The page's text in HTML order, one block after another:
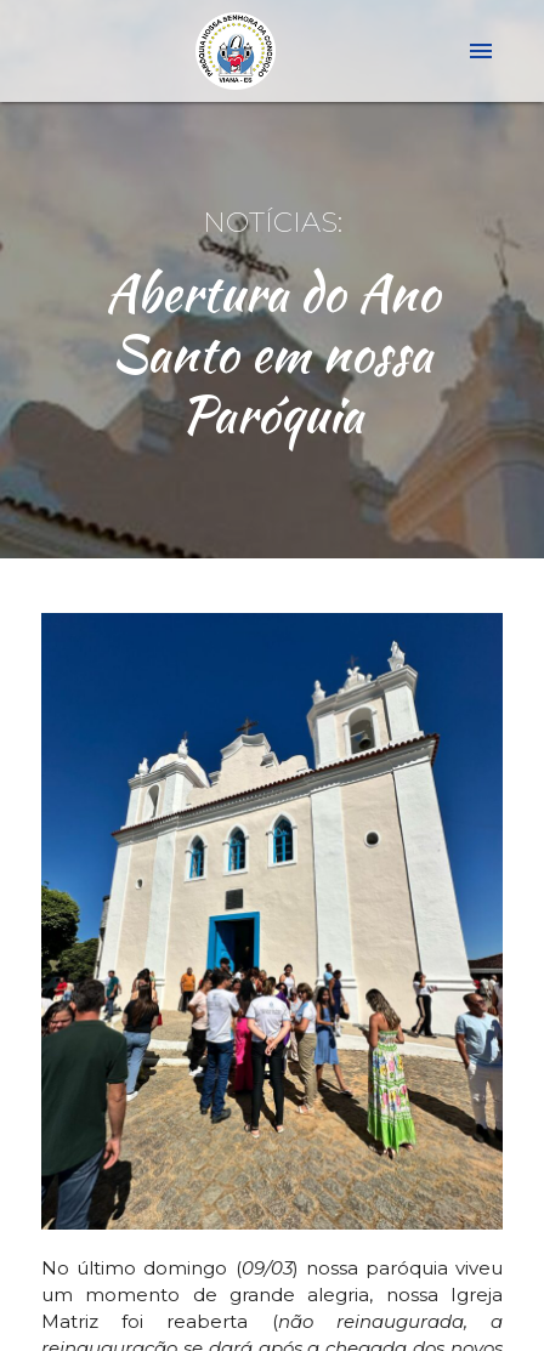
menu
NOTÍCIAS:
Abertura do Ano
Santo em nossa
Paróquia
No último domingo (09/03) nossa paróquia viveu
um momento de grande alegria, nossa Igreja
Matriz foi reaberta (não reinaugurada, a